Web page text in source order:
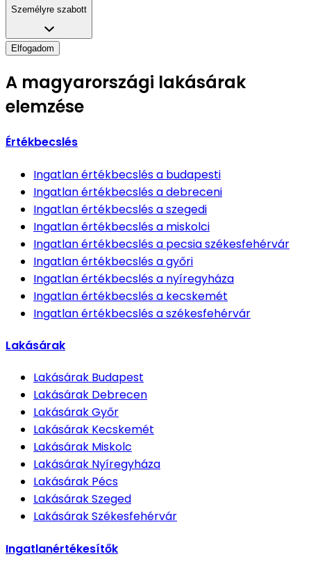
Személyre szabott
Elfogadom
A magyarországi lakásárak
elemzése
Értékbecslés
Ingatlan értékbecslésa budapesti
Ingatlan értékbecslésa debreceni
Ingatlan értékbecslésa szegedi
Ingatlan értékbecslésa miskolci
Ingatlan értékbecslésa pecsia székesfehérvár
Ingatlan értékbecslésa győri
Ingatlan értékbecslésa nyíregyháza
Ingatlan értékbecslésa kecskemét
Ingatlan értékbecslésa székesfehérvár
Lakásárak
Lakásárak Budapest
Lakásárak Debrecen
LakásárakGyőr
Lakásárak Kecskemét
Lakásárak Miskolc
Lakásárak Nyíregyháza
Lakásárak Pécs
LakásárakSzeged
LakásárakSzékesfehérvár
Ingatlanértékesítők